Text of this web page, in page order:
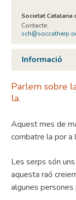
Societat
Contacte:
Informació
Parlem sobre
la.
Aquest mes de
combatre la por a
Les serps són
aquesta raó
algunes persones